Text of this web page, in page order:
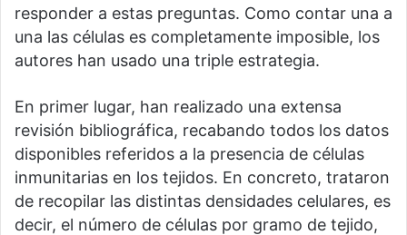
responder a estas preguntas. Como contar una a
una las células es completamente imposible, los
autores han usado una triple estrategia.
En primer lugar, han realizado una extensa
revisión bibliográfica, recabando todos los datos
disponibles referidos a la presencia de células
inmunitarias en los tejidos. En concreto, trataron
de recopilar las distintas densidades celulares, es
decir, el número de células por gramo de tejido,